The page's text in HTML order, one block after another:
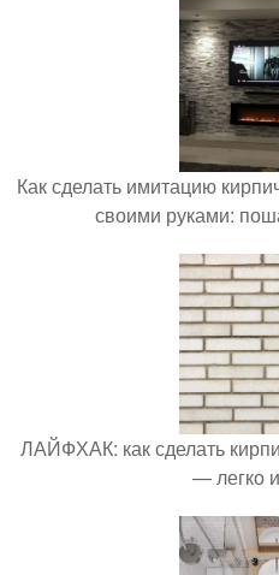
Как сделать имитацию
своими руками:
ЛАЙФХАК: как сделать
— легко